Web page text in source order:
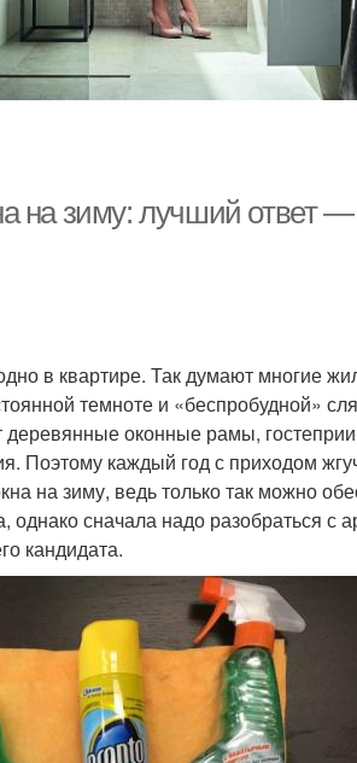
на зиму: лучший ответ
в квартире. Так думают многие
темноте и «беспробудной»
деревянные оконные рамы,
Поэтому каждый год с приходом
на зиму, ведь только так можно
однако сначала надо разобраться с
кандидата.